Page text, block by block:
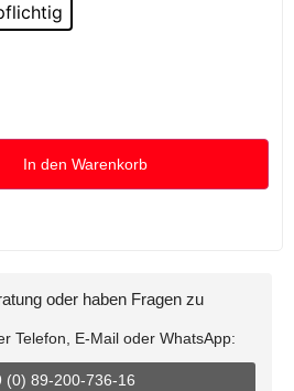
In den Warenkorb
oder haben Fragen zu
Telefon, E-Mail oder WhatsApp:
(0) 89-200-736-16